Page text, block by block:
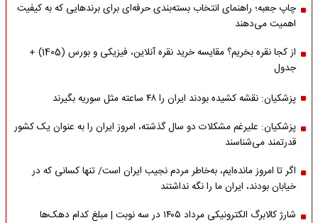
چاپ جعبه؛ راهنمای انتخاب بسته‌بندی حرفه‌ای برای برندهایی که به کیفیت
اهمیت می‌دهند
از کجا نقره بخریم؟ مقایسه خرید نقره آنلاین، فیزیکی و بورس (1405) +
جدول
پزشکیان: نقشه کشیده بودند ایران را ۴۸ ساعته مثل سوریه بگیرند
پزشکیان: علیرغم مشکلات دو سال گذشته، امروز ایران را به عنوان یک کشور
قدرتمند می‌شناسند
اگر تا امروز مانده‌ایم، به‌خاطر مردم نجیب ایران است/ تنها کسانی که در
خیابان بودند، ایران ما را نگه نداشتند
شارژ کالابرگ الکترونیکی مرداد ۱۴۰۵ در سه نوبت | مبلغ کدام دهک‌ها